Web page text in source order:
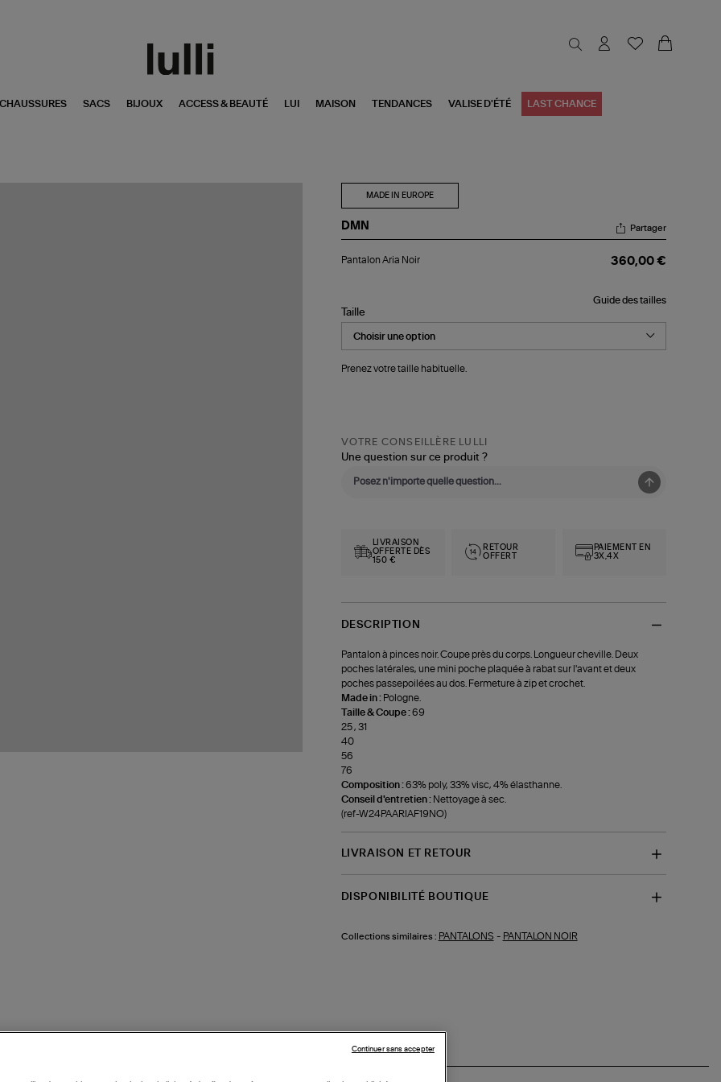
CHAUSSURES SACS BIJOUX ACCESS & BEAUTÉ LUI MAISON TENDANCES VALISE D'ÉTÉ LAST CHANCE
MADE IN EUROPE
DMN
Aria
Partager
Pantalon Aria Noir 360,00 €
Guide des tailles
Taille
Prenez votre taille habituelle.
VOTRE CONSEILLÈRE LULLI
Une question sur ce produit ?
LIVRAISON
OFFERTE DÈS
150 €
RETOUR
OFFERT
PAIEMENT EN
3X,4X
DESCRIPTION
Pantalon à pinces noir. Coupe près du corps. Longueur cheville. Deux
poches latérales, une mini poche plaquée à rabat sur l'avant et deux
poches passepoilées au dos. Fermeture à zip et crochet.
Made in : Pologne.
Taille & Coupe :69
25 , 31
40
56
76
Composition :63% poly, 33% visc, 4% élasthanne.
Conseil d'entretien : Nettoyage à sec.
(ref-W24PAARIAF19NO)
LIVRAISON ET RETOUR
DISPONIBILITÉ BOUTIQUE
Collections similaires : PANTALONS - PANTALON NOIR
Continuer sans accepter